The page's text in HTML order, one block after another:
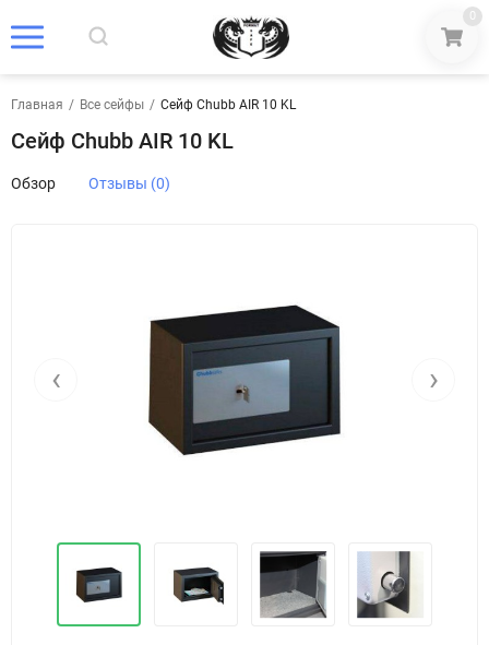
0
Главная / Все сейфы / Сейф Chubb AIR 10 KL
Сейф Chubb AIR 10 KL
Обзор Отзывы (0)
‹ ›